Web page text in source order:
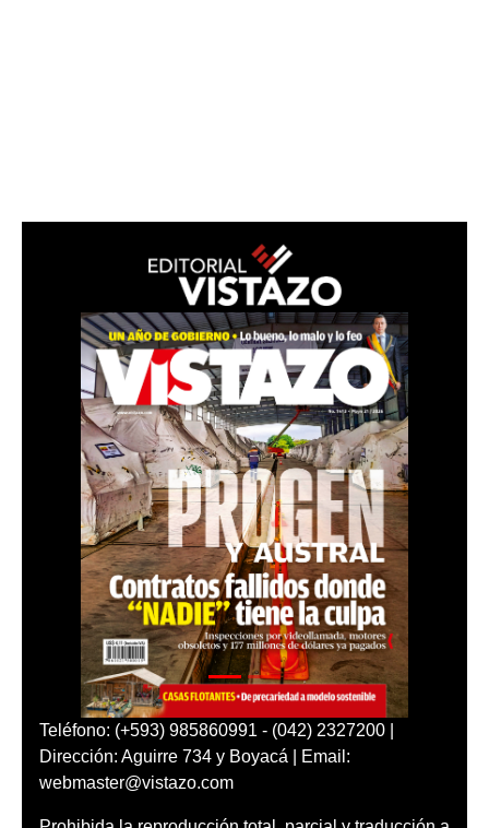
Teléfono: (+593) 985860991 - (042) 2327200 |
Dirección: Aguirre 734 y Boyacá | Email:
webmaster@vistazo.com